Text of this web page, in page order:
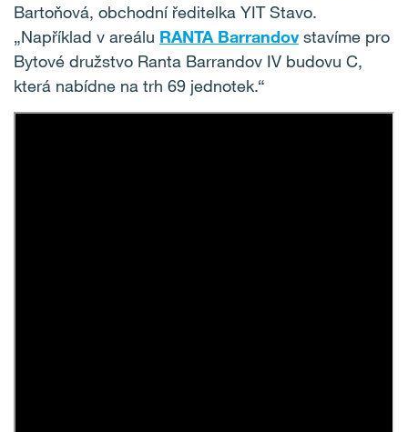
Bartoňová, obchodní ředitelka YIT Stavo.
„Například v areálu RANTA Barrandovstavíme pro
Bytové družstvo Ranta Barrandov IV budovu C,
která nabídne na trh 69 jednotek.“